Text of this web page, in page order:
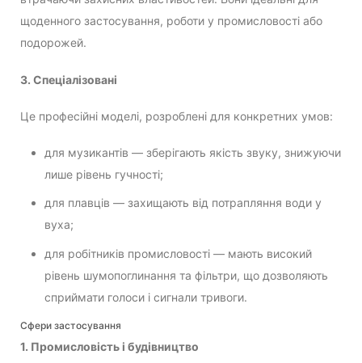
щоденного застосування, роботи у промисловості або
подорожей.
3. Спеціалізовані
Це професійні моделі, розроблені для конкретних умов:
для музикантів — зберігають якість звуку, знижуючи
лише рівень гучності;
для плавців — захищають від потрапляння води у
вуха;
для робітників промисловості — мають високий
рівень шумопоглинання та фільтри, що дозволяють
сприймати голоси і сигнали тривоги.
Сфери застосування
1. Промисловість і будівництво